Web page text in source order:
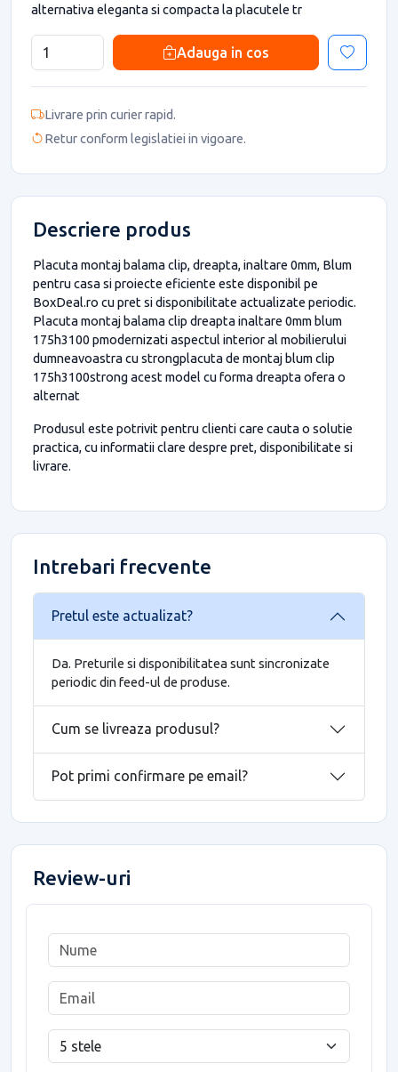
alternativa eleganta si compacta la placutele tr
Adauga in cos
Livrare prin curier rapid.
Retur conform legislatiei in vigoare.
Descriere produs
Placuta montaj balama clip, dreapta, inaltare 0mm, Blum
pentru casa si proiecte eficiente este disponibil pe
BoxDeal.ro cu pret si disponibilitate actualizate periodic.
Placuta montaj balama clip dreapta inaltare 0mm blum
175h3100 pmodernizati aspectul interior al mobilierului
dumneavoastra cu strongplacuta de montaj blum clip
175h3100strong acest model cu forma dreapta ofera o
alternat
Produsul este potrivit pentru clienti care cauta o solutie
practica, cu informatii clare despre pret, disponibilitate si
livrare.
Intrebari frecvente
Pretul este actualizat?
Da. Preturile si disponibilitatea sunt sincronizate
periodic din feed-ul de produse.
Cum se livreaza produsul?
Pot primi confirmare pe email?
Review-uri